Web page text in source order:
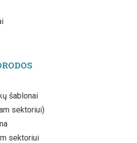
šablonai
sektoriui)
sektoriui